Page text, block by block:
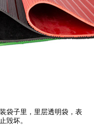
袋子里，里层透明袋，表
毁坏。